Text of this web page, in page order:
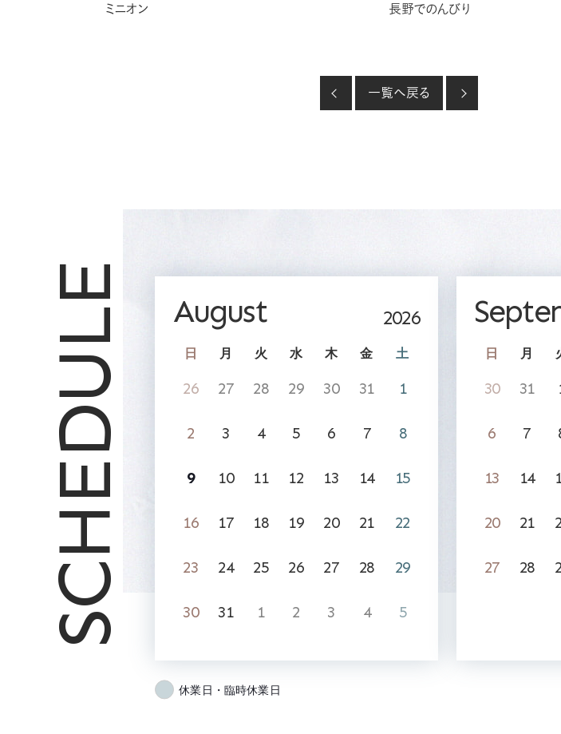
ミニオン 長野でのんびり
一覧へ戻る
SCHEDULE August 2026
日 月 火 水 木 金 土
26 27 28 29 30 31 1
2 3 4 5 6 7 8
9 10 11 12 13 14 15
16 17 18 19 20 21 22
23 24 25 26 27 28 29
30 31 1 2 3 4 5
日 月
30 31
6 7
13 14
20 21
27 28
休業日・臨時休業日